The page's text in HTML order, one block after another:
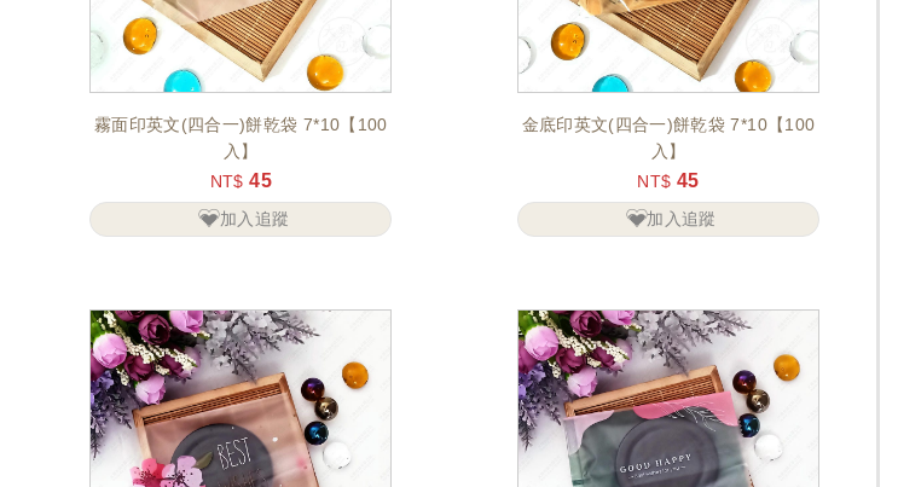
霧面印英文(四合一)餅乾袋 7*10【100
入】
NT$ 45
加入追蹤
金底印英文(四合一)餅乾袋 7*10【100
入】
NT$ 45
加入追蹤